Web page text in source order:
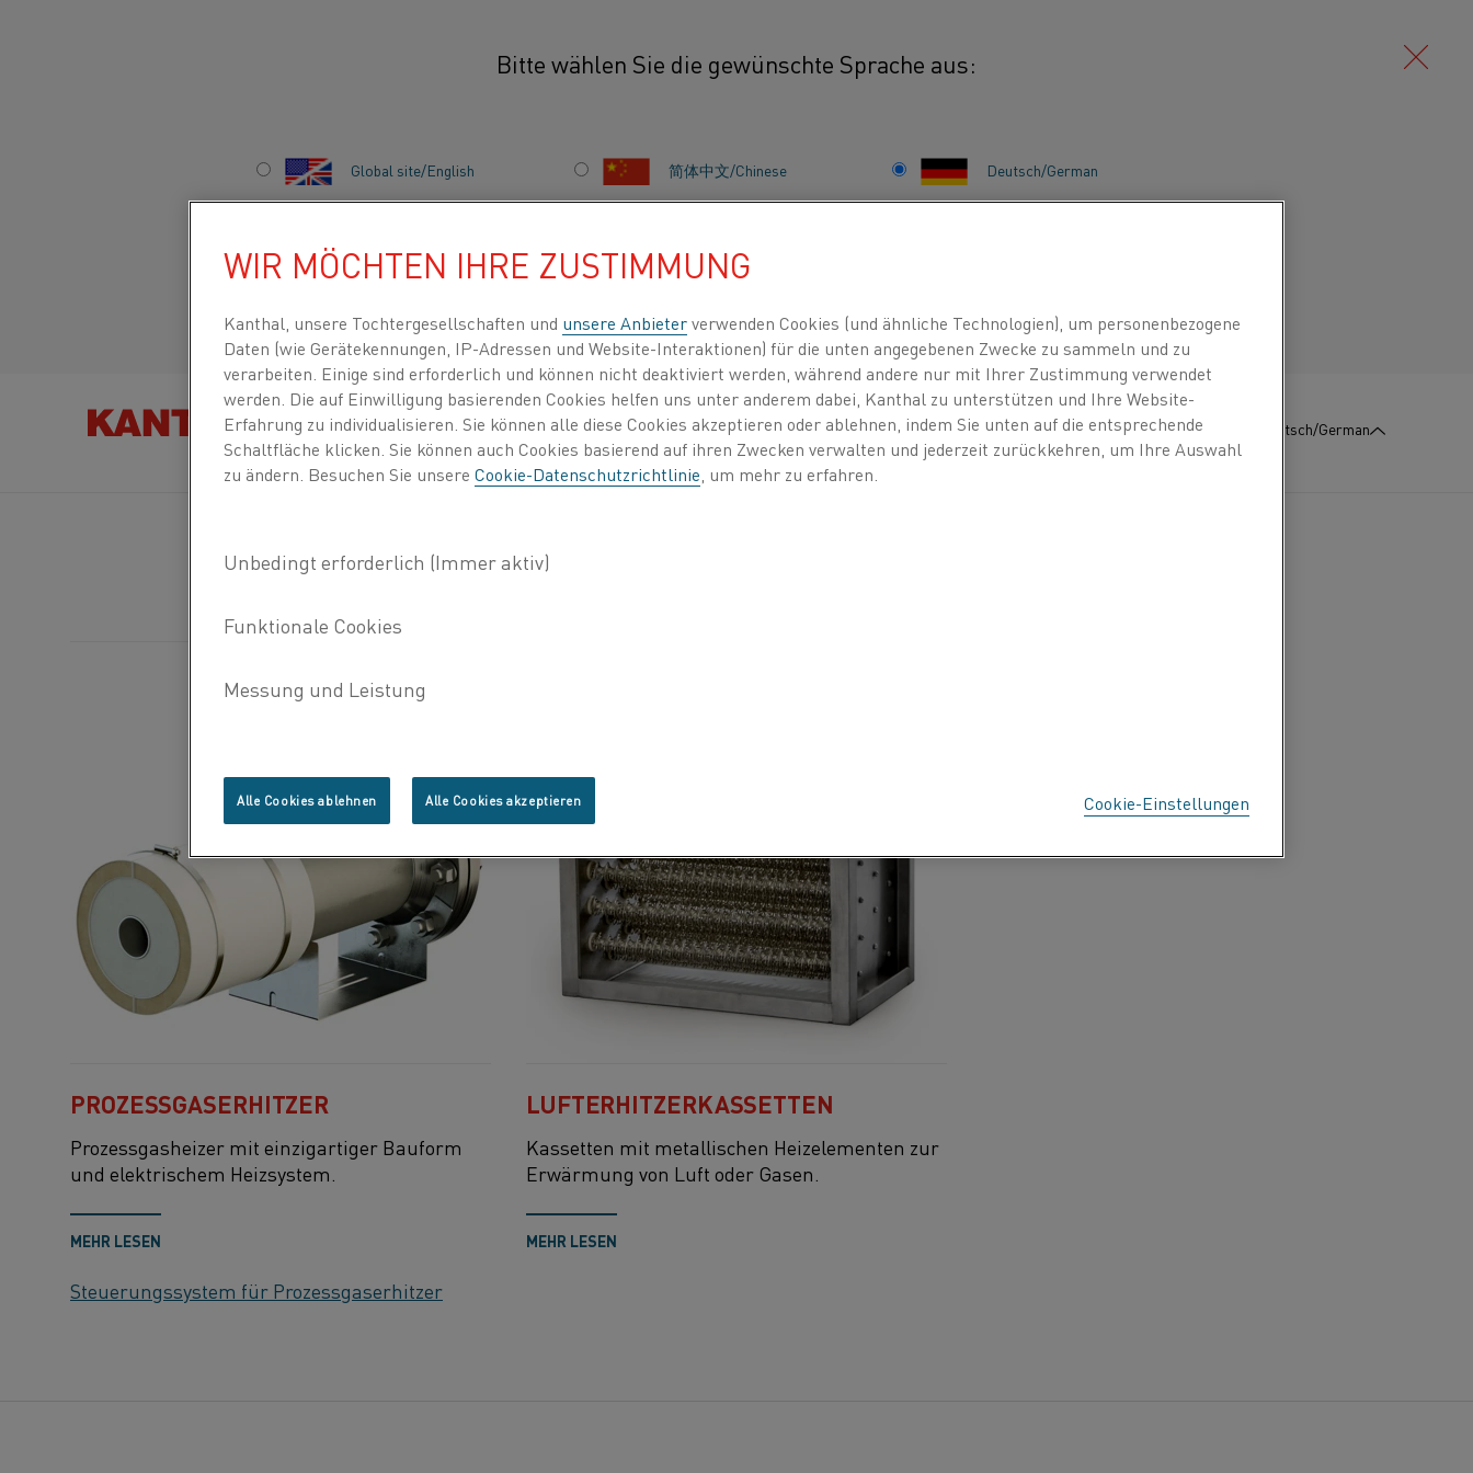
Bitte wählen Sie die gewünschte Sprache aus:
Global site/English 简体中文/Chinese Deutsch/German
PRODUKT FINDEN NACH ÜBER UNS WISSENSZENTRUM : KONTAKT Deutsch/German
Lufterhitzer
LUFTERHITZER
Kanthal® elektrische Lufterhitzer sind leistungsstark und
und das flexible Design ermöglicht viele verschiedene
Anwendungen. Die Kanthal® Heizelemente bieten eine
moderne Lösung, die Energie spart, Wartungskosten
reduziert und die Produktqualität verbessert.
PROZESSGASERHITZER
Prozessgasheizer mit einzigartiger Bauform
und elektrischem Heizsystem.
MEHR LESEN
Steuerungssystem für Prozessgaserhitzer
LUFTERHITZERKASSETTEN
Kassetten mit metallischen Heizelementen zur
Erwärmung von Luft oder Gasen.
MEHR LESEN
WIR MÖCHTEN IHRE ZUSTIMMUNG
Kanthal, unsere Tochtergesellschaften und unsere Anbieterverwenden Cookies (und ähnliche Technologien), um personenbezogene
Daten (wie Gerätekennungen, IP-Adressen und Website-Interaktionen) für die unten angegebenen Zwecke zu sammeln und zu
verarbeiten. Einige sind erforderlich und können nicht deaktiviert werden, während andere nur mit Ihrer Zustimmung verwendet
werden. Die auf Einwilligung basierenden Cookies helfen uns unter anderem dabei, Kanthal zu unterstützen und Ihre Website-
Erfahrung zu individualisieren. Sie können alle diese Cookies akzeptieren oder ablehnen, indem Sie unten auf die entsprechende
Schaltfläche klicken. Sie können auch Cookies basierend auf ihren Zwecken verwalten und jederzeit zurückkehren, um Ihre Auswahl
zu ändern. Besuchen Sie unsere Cookie-Datenschutzrichtlinie , um mehr zu erfahren.
Cookie-Einstellungen
Alle Cookies ablehnen Alle Cookies akzeptieren